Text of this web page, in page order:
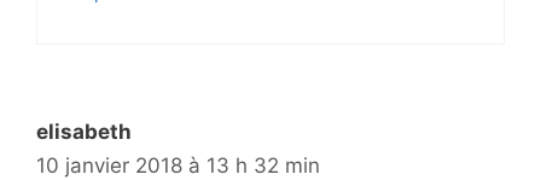
elisabeth
10 janvier 2018 à 13 h 32 min